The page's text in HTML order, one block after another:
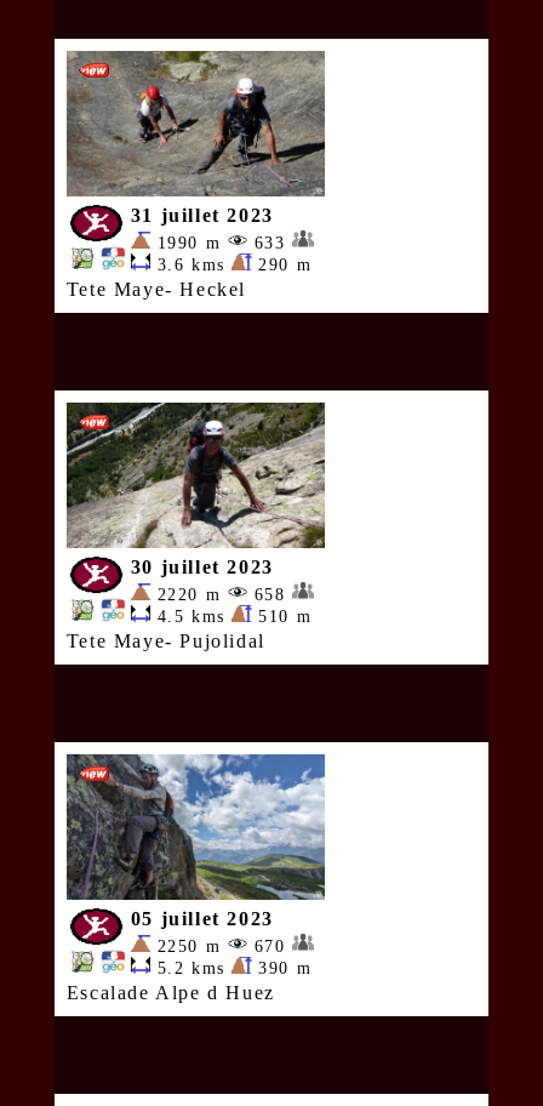
31 juillet 2023
1990 m
633
3.6 kms
290 m
Tete Maye- Heckel
30 juillet 2023
2220 m
658
4.5 kms
510 m
Tete Maye- Pujolidal
05 juillet 2023
2250 m
670
5.2 kms
390 m
Escalade Alpe d Huez